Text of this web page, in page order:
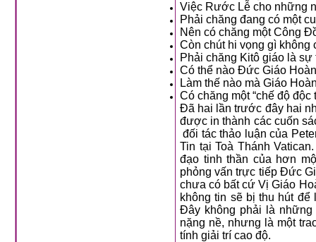
Việc Rước Lễ cho những
Phải chăng đang có một
Còn chút hi vọng gì
Phải chăng Kitô giáo là sự
Đã hai lần trước đây hai nhân vật này đã có các cuộc thảo luận rộng rãi trên nhiều vấn đề, và đã
được in thành các cuốn
đối tác thảo luận của Peter Seewald là
Tin tại Toà Thánh Vatican. Bây giờ, Joseph Ratzinger là Giáo
đạo tinh thần của hơn một tỉ người Công giáo trên khắp thế giới. Mặc dù bây giờ Seewald
phỏng vấn trực tiếp Đức Giáo
chưa có bất cứ Vị Giáo Hoàng nào trước đây
không tin sẽ bị thu hút để lắng nghe Benedictô trả lời cách thẳng thắn, chu đáo và gợi suy tư.
Đây không phải là những huấn giáo ngiêm khắc cũng chẳng phải là đường hướng thần học
nặng nề, nhưng là một trao đổi sinh
tính giải trí cao độ.